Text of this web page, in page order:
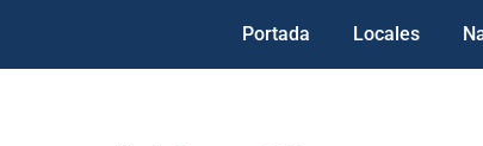
Portada Locales